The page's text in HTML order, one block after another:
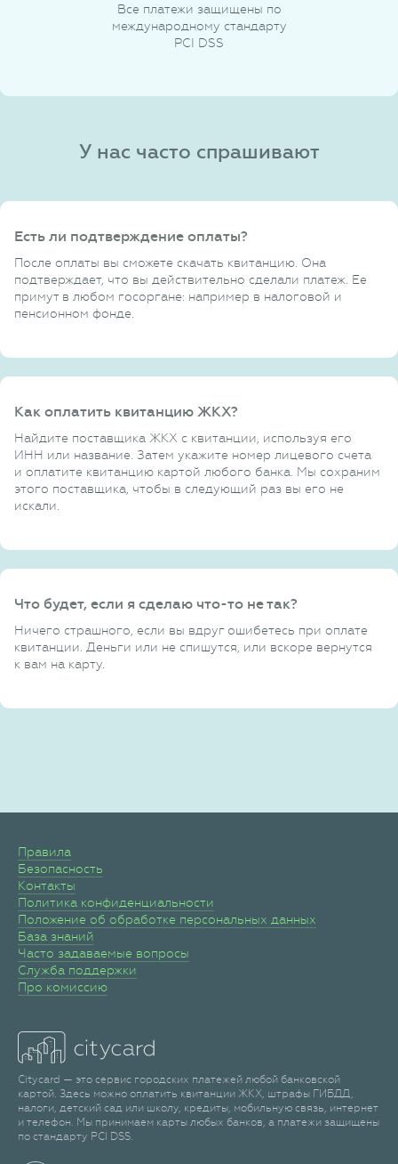
Все платежи защищены по
международному стандарту
PCI DSS
У нас часто спрашивают
Есть ли подтверждение оплаты?
После оплаты вы сможете скачать квитанцию. Она
подтверждает, что вы действительно сделали платеж. Ее
примут в любом госоргане: например в налоговой и
пенсионном фонде.
Как оплатить квитанцию ЖКХ?
Найдите поставщика ЖКХ с квитанции, используя его
ИНН или название. Затем укажите номер лицевого счета
и оплатите квитанцию картой любого банка. Мы сохраним
этого поставщика, чтобы в следующий раз вы его не
искали.
Что будет, если я сделаю что-то не так?
Ничего страшного, если вы вдруг ошибетесь при оплате
квитанции. Деньги или не спишутся, или вскоре вернутся
к вам на карту.
Правила
Безопасность
Контакты
Политика конфиденциальности
Положение об обработке персональных данных
База знаний
Часто задаваемые вопросы
Служба поддержки
Про комиссию
Citycard — это сервис городских платежей любой банковской
картой. Здесь можно оплатить квитанции ЖКХ, штрафы ГИБДД,
налоги, детский сад или школу, кредиты, мобильную связь, интернет
и телефон. Мы принимаем карты любых банков, а платежи защищены
по стандарту PCI DSS.